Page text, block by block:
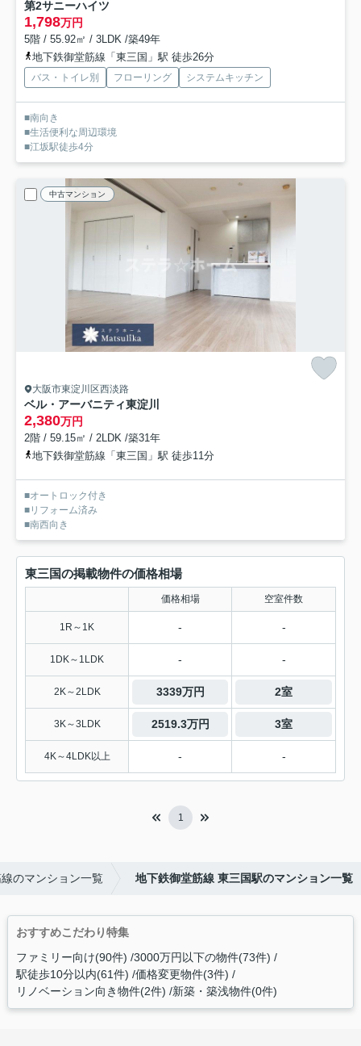
第2サニーハイツ
1,798万円
5階 / 55.92㎡ / 3LDK /築49年
地下鉄御堂筋線「東三国」駅 徒歩26分
バス・トイレ別 フローリング システムキッチン
■南向き
■生活便利な周辺環境
■江坂駅徒歩4分
中古マンション
大阪市東淀川区西淡路
ベル・アーバニティ東淀川
2,380万円
2階 / 59.15㎡ / 2LDK /築31年
地下鉄御堂筋線「東三国」駅 徒歩11分
■オートロック付き
■リフォーム済み
■南西向き
東三国の掲載物件の価格相場
価格相場 空室件数
1R～1K - -
1DK～1LDK - -
2K～2LDK 3339万円 2室
3K～3LDK 2519.3万円 3室
4K～4LDK以上 - -
1
のマンション一覧 地下鉄御堂筋線 東三国駅のマンション一覧
おすすめこだわり特集
ファミリー向け(90件) 3000万円以下の物件(73件)
駅徒歩10分以内(61件) 価格変更物件(3件)
リノベーション向き物件(2件) 新築・築浅物件(0件)